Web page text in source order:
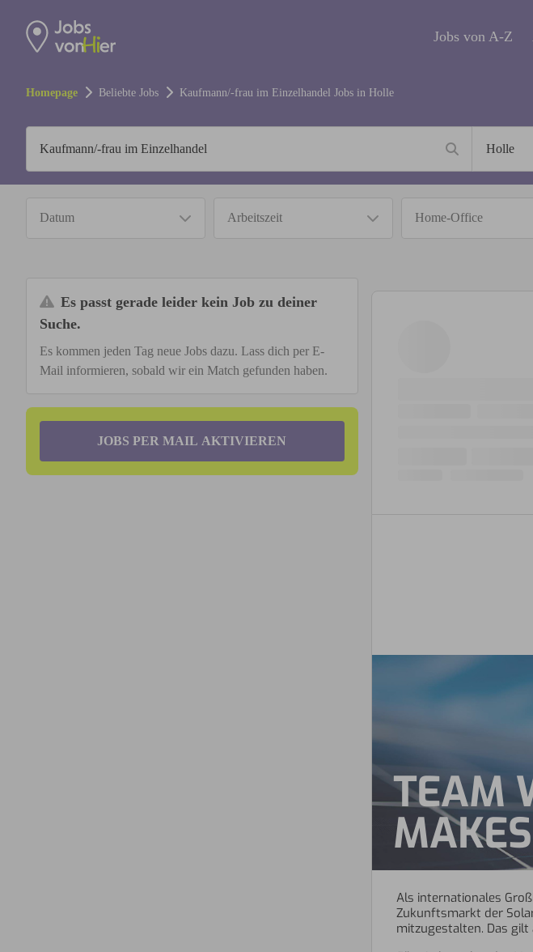
Jobs von A-Z
Homepage Beliebte Jobs Kaufmann/-frau im Einzelhandel Jobs in Holle
Datum Arbeitszeit Home-Office
Es passt gerade leider kein Job zu deiner
Suche.
Es kommen jeden Tag neue Jobs dazu. Lass dich per E-
Mail informieren, sobald wir ein Match gefunden haben.
JOBS PER MAIL AKTIVIEREN